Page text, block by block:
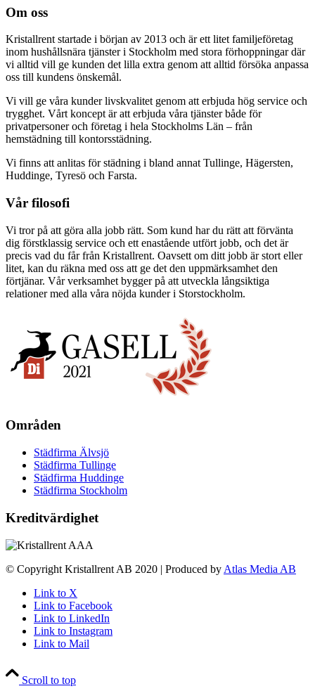
Om oss
Kristallrent startade i början av 2013 och är ett litet familjeföretag
inom hushållsnära tjänster i Stockholm med stora förhoppningar där
vi alltid vill ge kunden det lilla extra genom att alltid försöka anpassa
oss till kundens önskemål.
Vi vill ge våra kunder livskvalitet genom att erbjuda hög service och
trygghet. Vårt koncept är att erbjuda våra tjänster både för
privatpersoner och företag i hela Stockholms Län – från
hemstädning till kontorsstädning.
Vi finns att anlitas för städning i bland annat Tullinge, Hägersten,
Huddinge, Tyresö och Farsta.
Vår filosofi
Vi tror på att göra alla jobb rätt. Som kund har du rätt att förvänta
dig förstklassig service och ett enastående utfört jobb, och det är
precis vad du får från Kristallrent. Oavsett om ditt jobb är stort eller
litet, kan du räkna med oss att ge det den uppmärksamhet den
förtjänar. Vår verksamhet bygger på att utveckla långsiktiga
relationer med alla våra nöjda kunder i Storstockholm.
Områden
Städfirma Älvsjö
Städfirma Tullinge
Städfirma Huddinge
Städfirma Stockholm
Kreditvärdighet
© Copyright Kristallrent AB 2020 | Produced by Atlas Media AB
Link to X
Link to Facebook
Link to LinkedIn
Link to Instagram
Link to Mail
Scroll to top